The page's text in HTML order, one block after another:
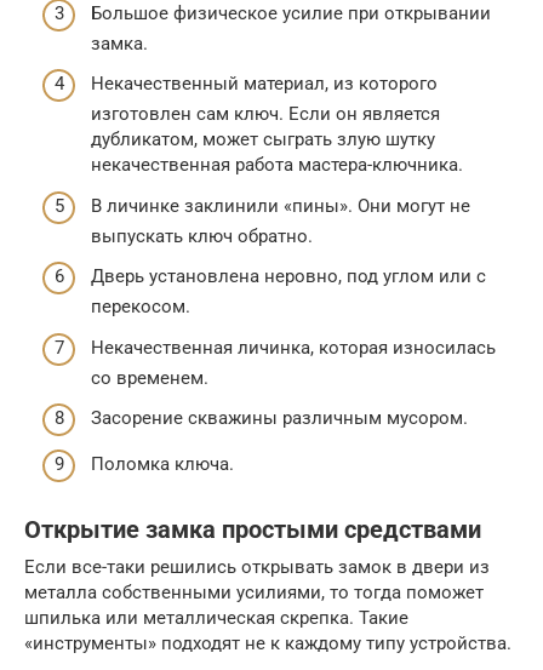
Большое физическое усилие при открывании
замка.
Некачественный материал, из которого
изготовлен сам ключ. Если он является
дубликатом, может сыграть злую шутку
некачественная работа мастера-ключника.
В личинке заклинили «пины». Они могут не
выпускать ключ обратно.
Дверь установлена неровно, под углом или с
перекосом.
Некачественная личинка, которая износилась
со временем.
Засорение скважины различным мусором.
Поломка ключа.
Открытие замка простыми средствами
Если все-таки решились открывать замок в двери из
металла собственными усилиями, то тогда поможет
шпилька или металлическая скрепка. Такие
«инструменты» подходят не к каждому типу устройства.